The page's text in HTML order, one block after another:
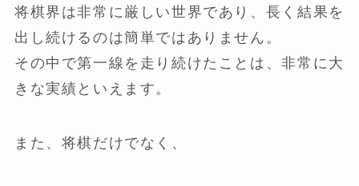
将棋界は非常に厳しい世界であり、長く結果を
出し続けるのは簡単ではありません。
その中で第一線を走り続けたことは、非常に大
きな実績といえます。
また、将棋だけでなく、